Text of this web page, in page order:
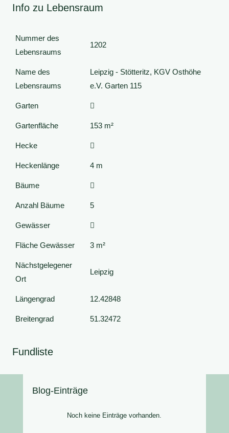
Info zu Lebensraum
Nummer des
Lebensraums
1202
Name des
Lebensraums
Leipzig - Stötteritz, KGV Osthöhe
e.V. Garten 115
Garten
Gartenfläche 153 m²
Hecke
Heckenlänge 4 m
Bäume
Anzahl Bäume 5
Gewässer
Fläche Gewässer 3 m²
Nächstgelegener
Ort
Leipzig
Längengrad 12.42848
Breitengrad 51.32472
Fundliste
Blog-Einträge
Noch keine Einträge vorhanden.